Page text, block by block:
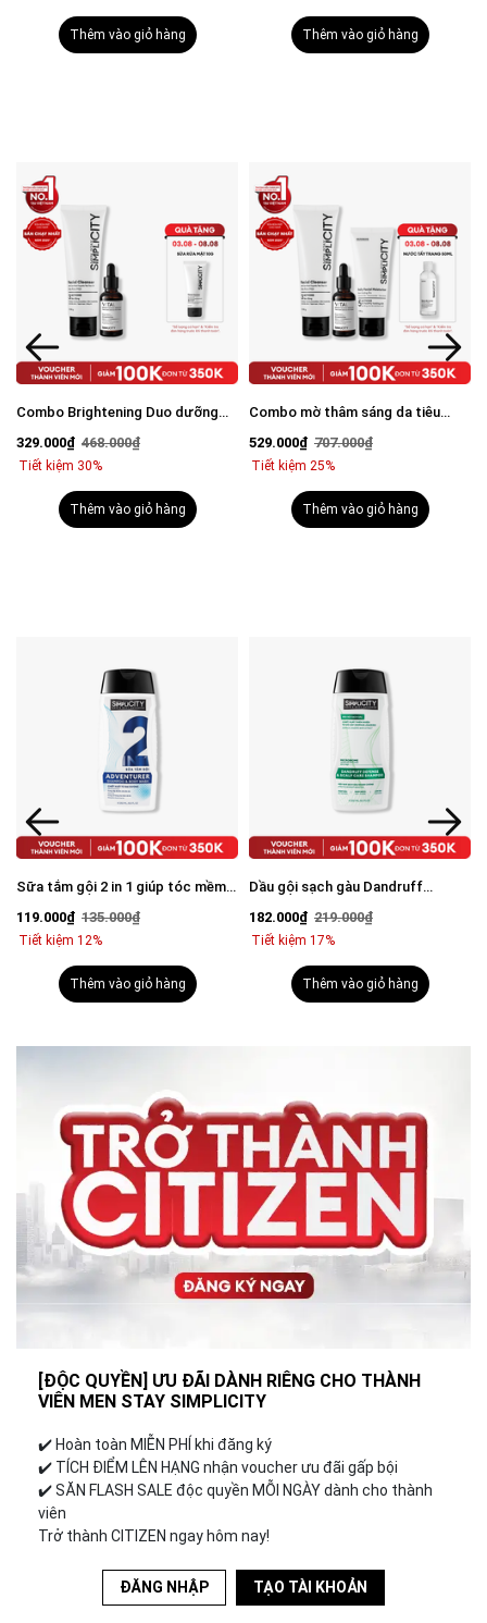
Thêm vào giỏ hàng Thêm vào giỏ hàng
Combo Brightening Duo dưỡng
mặt 100g & Serum Vital 30ml
329.000₫ 468.000₫
Tiết kiệm 30%
Thêm vào giỏ hàng
Combo mờ thâm sáng da tiêu
529.000₫ 707.000₫
Tiết kiệm 25%
Thêm vào giỏ hàng
Sữa tắm gội 2 in 1 giúp tóc mềm
119.000₫ 135.000₫
Tiết kiệm 12%
Thêm vào giỏ hàng
Dầu gội sạch gàu Dandruff
250ml
182.000₫ 219.000₫
Tiết kiệm 17%
Thêm vào giỏ hàng
[ĐỘC QUYỀN] ƯU ĐÃI DÀNH RIÊNG CHO THÀNH
VIÊN MEN STAY SIMPLICITY
✔️︎ Hoàn toàn MIỄN PHÍ khi đăng ký
✔️︎ TÍCH ĐIỂM LÊN HẠNG nhận voucher ưu đãi gấp bội
✔️︎ SĂN FLASH SALE độc quyền MỖI NGÀY dành cho thành
viên
Trở thành CITIZEN ngay hôm nay!
ĐĂNG NHẬP TẠO TÀI KHOẢN